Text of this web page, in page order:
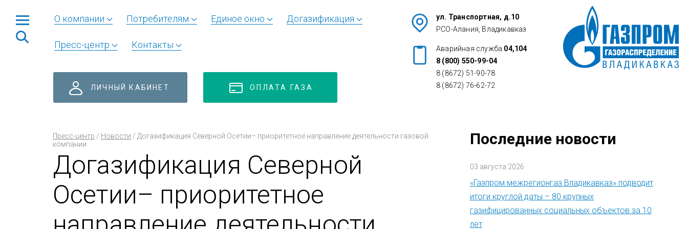
О компании Потребителям Единое окно Догазификация
Пресс-центр Контакты
ЛИЧНЫЙ КАБИНЕТ ОПЛАТА ГАЗА
ул. Транспортная, д.10
РСО-Алания, Владикавказ
Аварийная служба 04,104
8 (800) 550-99-04
8 (8672) 51-90-78
8 (8672) 76-62-72
Пресс-центр / Новости / Догазификация Северной Осетии– приоритетное направление деятельности газовой
компании
Догазификация Северной
Осетии– приоритетное
Последние новости
03 августа 2026
«Газпром межрегионгаз Владикавказ» подводит
итоги круглой даты – 80 крупных
газифицированных социальных объектов за 10
лет